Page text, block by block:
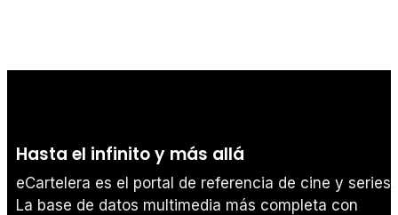
Hasta el infinito y más allá
eCartelera es el portal de referencia de cine y series.
La base de datos multimedia más completa con